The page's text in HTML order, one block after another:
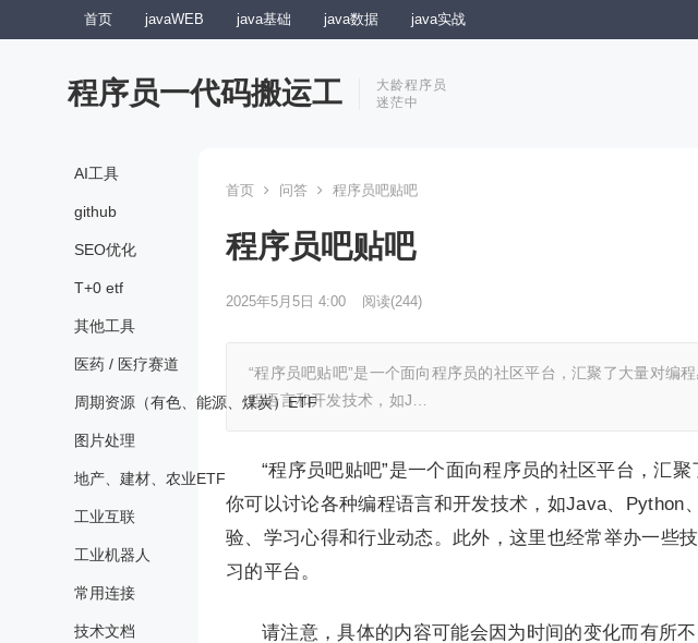
首页 javaWEB java基础 java数据 java实战
程序员一代码搬运工
大龄程序员
迷茫中
AI工具
github
SEO优化
T+0 etf
其他工具
医药 / 医疗赛道
周期资源（有色、能源、煤炭）ETF
图片处理
地产、建材、农业ETF
工业互联
工业机器人
常用连接
技术文档
首页 问答 程序员吧贴吧
程序员吧贴吧
2025年5月5日 4:00 阅读(244)
“程序员吧贴吧”是一个面向程序员的社区平台，汇聚了大量对编
程语言和开发技术，如J…
“程序员吧贴吧”是一个面向程序员的社区平台，汇
你可以讨论各种编程语言和开发技术，如Java、Python
验、学习心得和行业动态。此外，这里也经常举办一些
习的平台。
请注意，具体的内容可能会因为时间的变化而有所